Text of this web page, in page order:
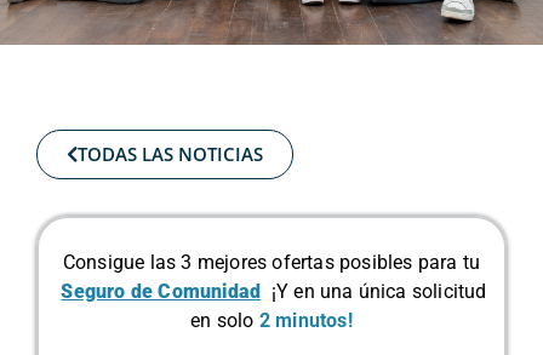
TODAS LAS NOTICIAS
Consigue las 3 mejores ofertas posibles para tu
Seguro de Comunidad ¡Y en una única solicitud
en solo 2 minutos!